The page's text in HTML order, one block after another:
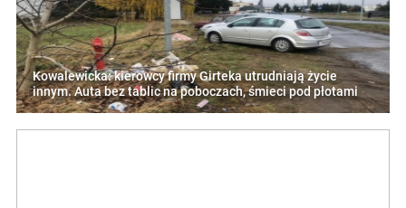
Kowalewicka: kierowcy firmy Girteka utrudniają życie
innym. Auta bez tablic na poboczach, śmieci pod płotami